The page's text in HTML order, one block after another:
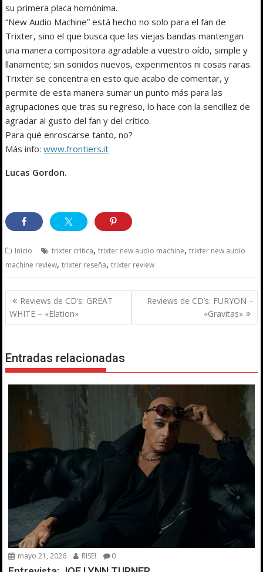
su primera placa homónima.
“New Audio Machine” está hecho no solo para el fan de
Trixter, sino el que busca que las viejas bandas mantengan
una manera compositora agradable a vuestro oído, simple y
llanamente; sin sonidos nuevos, experimentos ni cosas raras.
Trixter se concentra en esto que acabo de comentar, y
permite de esta manera sumar un punto más para las
agrupaciones que tras su regreso, lo hace con la sencillez de
agradar al gusto del fan y del crítico.
Para qué enroscarse tanto, no?
Más info:www.frontiers.it
Lucas Gordon.
Inicio trixter critica,trixter new audio machine,trixter new audio
machine review,trixter reseña,trixter review
Navegación
de
entradas
Reviews de CD’s: GREAT
WHITE – «Elation»
Reviews de CD’s: FURYON –
«Gravitas»
Entradas relacionadas
mayo 21, 2026 RISE! 0